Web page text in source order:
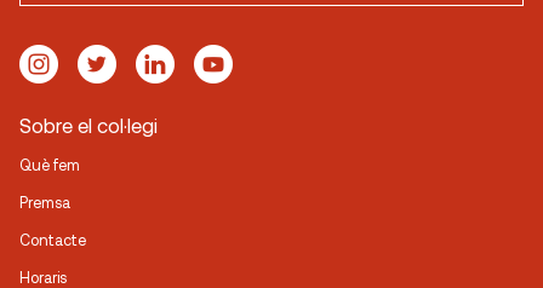
Sobre el col·legi
Què fem
Premsa
Contacte
Horaris